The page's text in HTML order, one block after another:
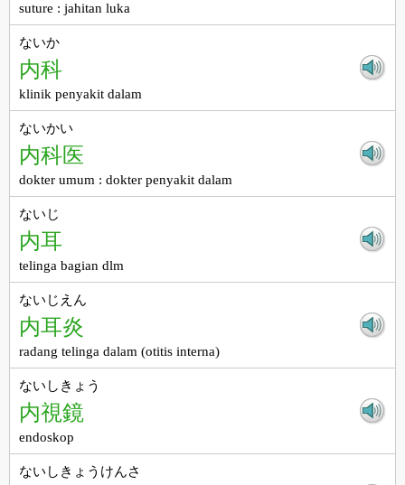
suture : jahitan luka
ないか
内科
klinik penyakit dalam
ないかい
内科医
dokter umum : dokter penyakit dalam
ないじ
内耳
telinga bagian dlm
ないじえん
内耳炎
radang telinga dalam (otitis interna)
ないしきょう
内視鏡
endoskop
ないしきょうけんさ